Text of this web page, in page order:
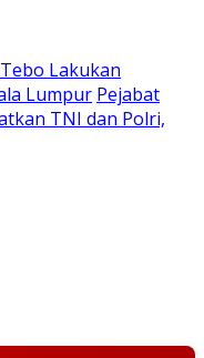
Lakukan
Lumpur Pejabat
TNI dan Polri,